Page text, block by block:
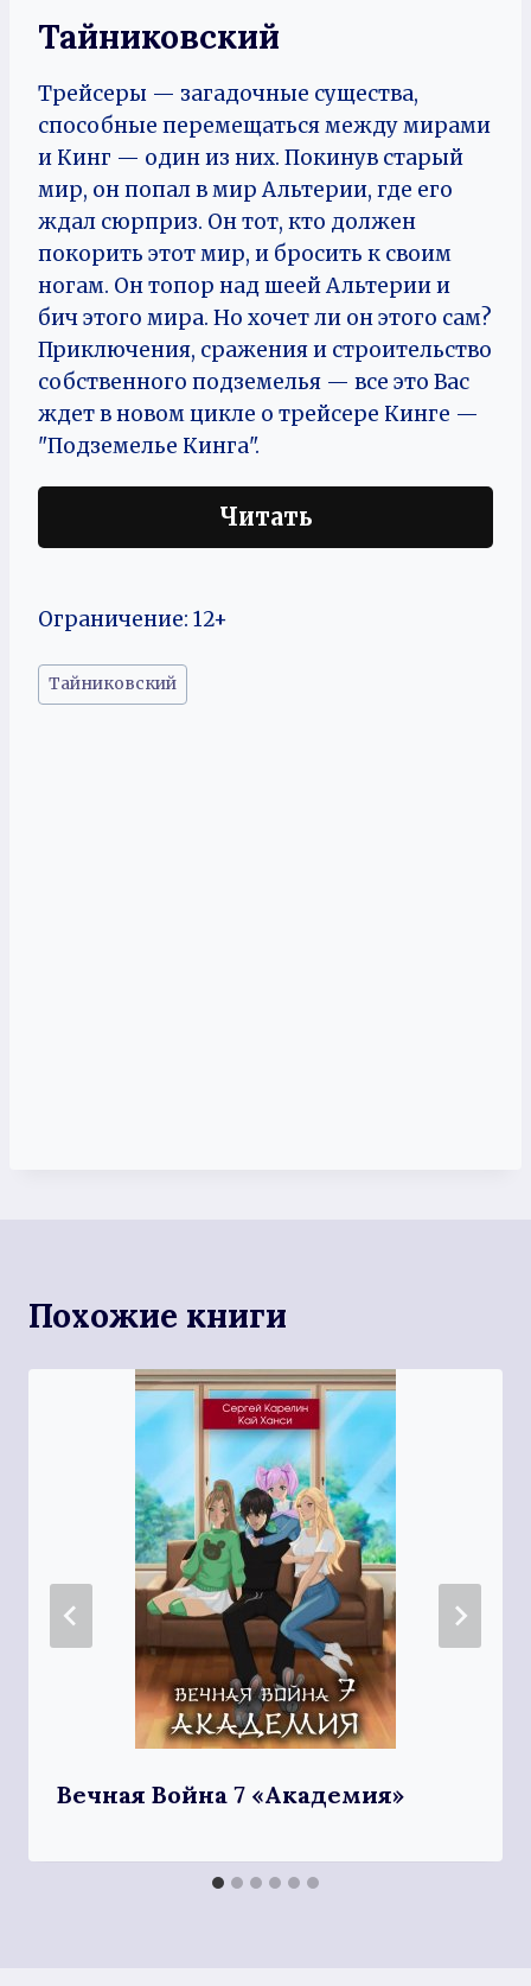
Тайниковский
Трейсеры — загадочные существа,
способные перемещаться между мирами
и Кинг — один из них. Покинув старый
мир, он попал в мир Альтерии, где его
ждал сюрприз. Он тот, кто должен
покорить этот мир, и бросить к своим
ногам. Он топор над шеей Альтерии и
бич этого мира. Но хочет ли он этого сам?
Приключения, сражения и строительство
собственного подземелья — все это Вас
ждет в новом цикле о трейсере Кинге —
"Подземелье Кинга".
Читать
Ограничение: 12+
Метки
записи:
Тайниковский
Похожие книги
Вечная Война 7 «Академия»